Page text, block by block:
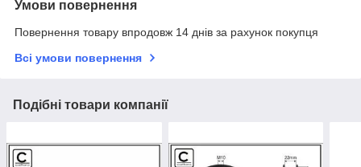
Умови повернення
Повернення товару впродовж 14 днів за рахунок покупця
Всі умови повернення
Подібні товари компанії